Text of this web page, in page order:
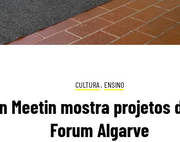
CULTURA , ENSINO
Meetin mostra projetos
Forum Algarve